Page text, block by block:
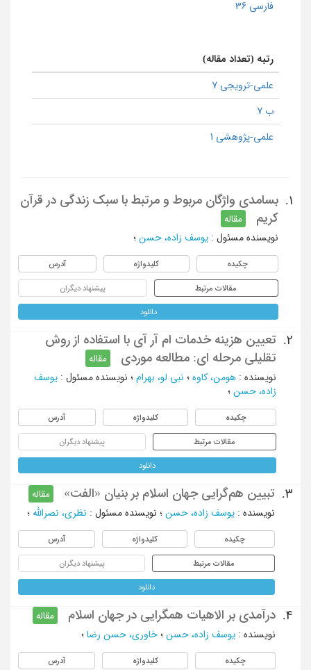
فارسی 36
رتبه (تعداد مقاله)
علمی-ترویجی 7
ب 7
علمی-پژوهشی 1
1.
بسامدی واژگان مربوط و مرتبط با سبک زندگی در قرآن
کریم
مقاله
نویسنده مسئول : یوسف زاده، حسن ؛
چکیده کلیدواژه آدرس
مقالات مرتبط پیشنهاد دیگران
دانلود
2.
تعیین هزینه خدمات ام آر آی با استفاده از روش
تقلیلی مرحله ای: مطالعه موردی
مقاله
نویسنده : هومن، کاوه ؛ نبی لو، بهرام ؛ نویسنده مسئول : یوسف
زاده، حسن ؛
چکیده کلیدواژه آدرس
مقالات مرتبط پیشنهاد دیگران
دانلود
3. تبیین هم‌گرایی جهان اسلام بر بنیان «الفت»
مقاله
نویسنده : یوسف زاده، حسن ؛ نویسنده مسئول : نظری، نصرالله ؛
چکیده کلیدواژه آدرس
مقالات مرتبط پیشنهاد دیگران
دانلود
4. درآمدی بر الاهیات همگرایی در جهان اسلام
مقاله
نویسنده : یوسف زاده، حسن ؛ خاوری، حسن رضا ؛
چکیده کلیدواژه آدرس